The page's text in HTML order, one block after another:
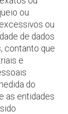
ou
ou
de dados
contanto que
e
do
as entidades